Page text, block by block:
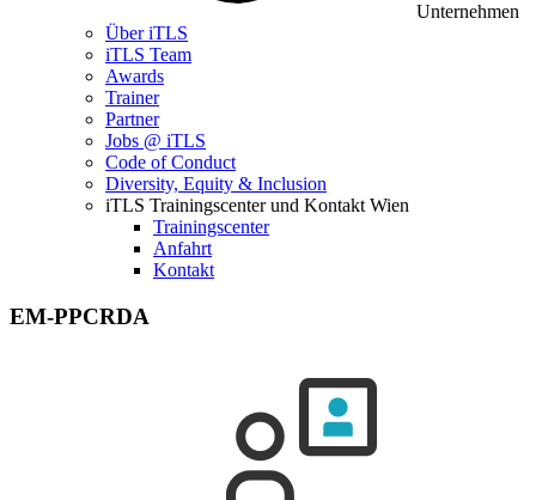
Unternehmen
Über iTLS
iTLS Team
Awards
Trainer
Partner
Jobs @ iTLS
Code of Conduct
Diversity, Equity & Inclusion
iTLS Trainingscenter und Kontakt Wien
Trainingscenter
Anfahrt
Kontakt
EM-PPCRDA